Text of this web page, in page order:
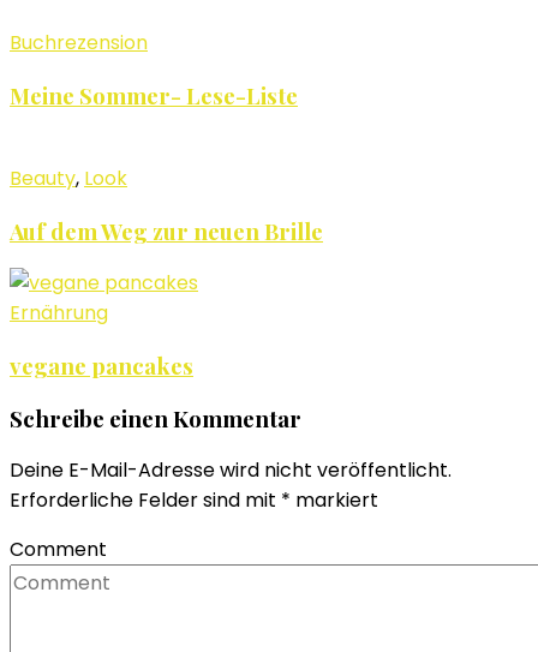
Buchrezension
Meine Sommer- Lese-Liste
Beauty, Look
Auf dem Weg zur neuen Brille
Ernährung
vegane pancakes
Schreibe einen Kommentar
Deine E-Mail-Adresse wird nicht veröffentlicht.
Erforderliche Felder sind mit * markiert
Comment